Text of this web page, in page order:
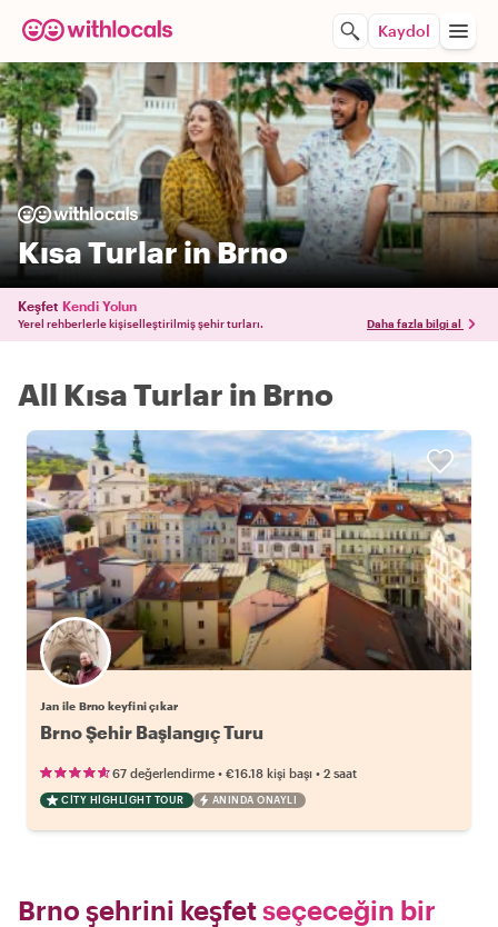
Kaydol
Kısa Turlar in Brno
Keşfet Kendi Yolun
Yerel rehberlerle kişiselleştirilmiş şehir turları. Daha fazla bilgi al
All Kısa Turlar in Brno
Jan ile Brno keyfini çıkar
Brno Şehir Başlangıç Turu
67 değerlendirme • €16.18 kişi başı • 2 saat
CITY HIGHLIGHT TOUR ANINDA ONAYLI
Brno şehrini keşfetseçeceğin bir